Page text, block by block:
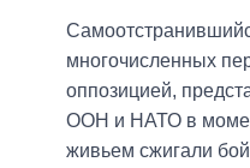
многочисленных
оппозицией,
ООН и НАТО в
живьем сжигали